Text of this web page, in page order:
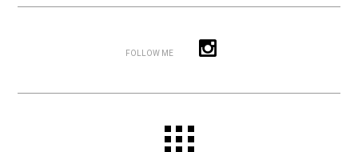
FOLLOW ME